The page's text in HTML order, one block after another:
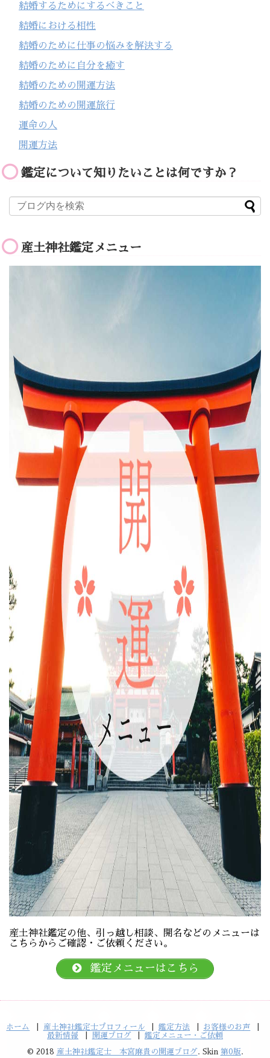
結婚するためにするべきこと
結婚における相性
結婚のために仕事の悩みを解決する
結婚のために自分を癒す
結婚のための開運方法
結婚のための開運旅行
運命の人
開運方法
鑑定について知りたいことは何ですか？
産土神社鑑定メニュー
産土神社鑑定の他、引っ越し相談、開名などのメニューは
こちらからご確認・ご依頼ください。
鑑定メニューはこちら
ホーム 産土神社鑑定士プロフィール 鑑定方法
お客様のお声
最新情報
開運ブログ 鑑定メニュー・ご依頼
© 2018 産土神社鑑定士 本宮麻貴の開運ブログ . Skin 第0版.